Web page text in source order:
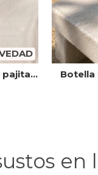
pajita...
Botella
en